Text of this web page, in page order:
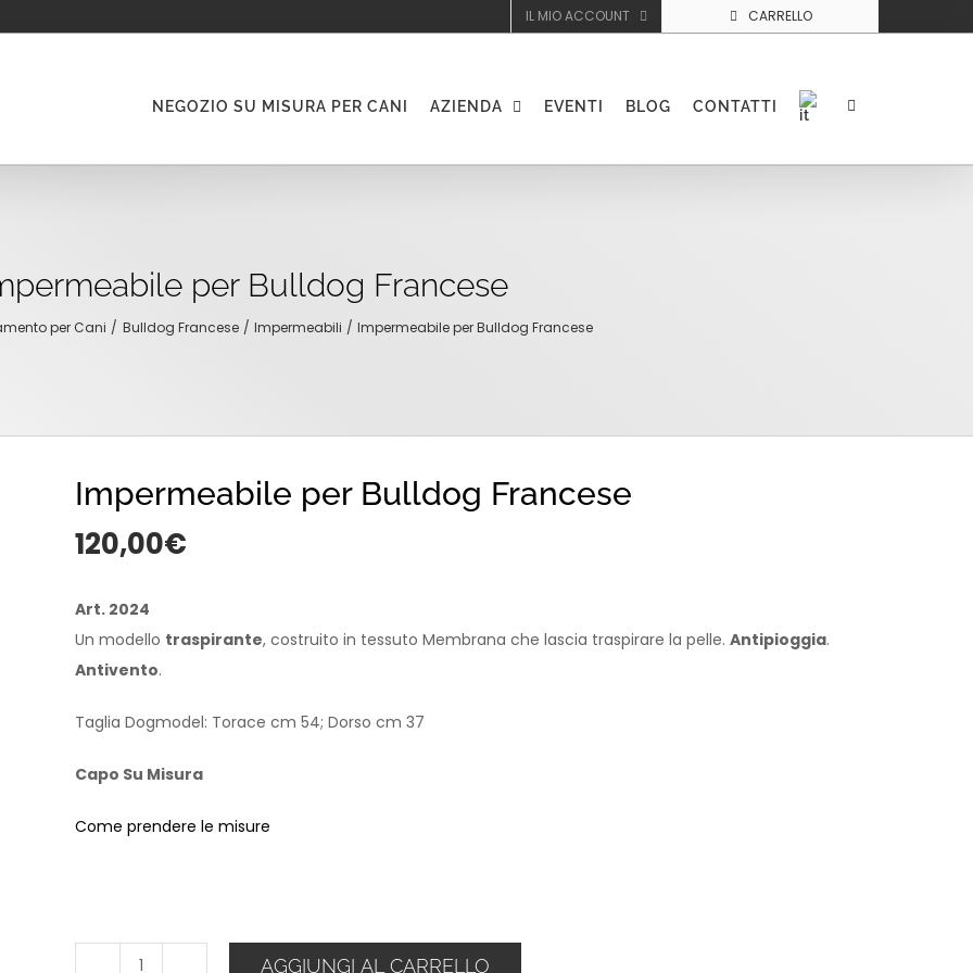
IL MIO ACCOUNT CARRELLO
NEGOZIO SU MISURA PER CANI AZIENDA EVENTI BLOG CONTATTI
per Bulldog Francese
per Cani Bulldog Francese Impermeabili Impermeabile per Bulldog Francese
Impermeabile per Bulldog Francese
120,00€
Art. 2024
Un modello traspirante, costruito in tessuto Membrana che lascia traspirare la pelle. Antipioggia.
Antivento.
Taglia Dogmodel: Torace cm 54; Dorso cm 37
Capo Su Misura
Come prendere le misure
AGGIUNGI AL CARRELLO